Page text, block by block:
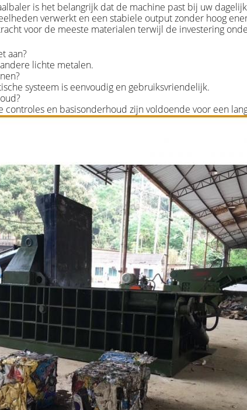
is het belangrijk dat de machine past bij uw
verwerkt en een stabiele output zonder hoog
voor de meeste materialen terwijl de investering
aan?
lichte metalen.
systeem is eenvoudig en gebruiksvriendelijk.
controles en basisonderhoud zijn voldoende voor een